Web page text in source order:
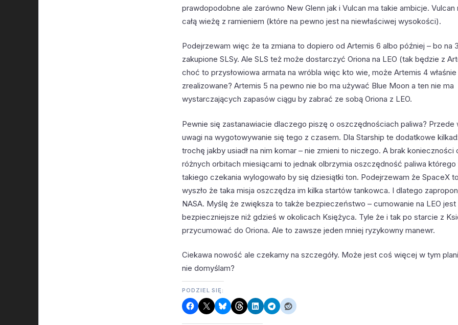
prawdopodobne ale zarówno New Glenn jak i Vulcan ma takie ambicje. Vulcan
całą wieżę z ramieniem (które na pewno jest na niewłaściwej wysokości).
Podejrzewam więc że ta zmiana to dopiero od Artemis 6 albo później – bo na
zakupione SLSy. Ale SLS też może dostarczyć Oriona na LEO (tak będzie z
choć to przysłowiowa armata na wróbla więc kto wie, może Artemis 4
zrealizowane? Artemis 5 na pewno nie bo ma używać Blue Moon a ten nie ma
wystarczających zapasów ciągu by zabrać ze sobą Oriona z LEO.
Pewnie się zastanawiacie dlaczego piszę o oszczędnościach paliwa? Przede
uwagi na wygotowywanie się tego z czasem. Dla Starship te dodatkowe
trochę jakby usiadł na nim komar – nie zmieni to niczego. A brak konieczności
różnych orbitach miesiącami to jednak olbrzymia oszczędność paliwa
takiego czekania wylogowało by się dziesiątki ton. Podejrzewam że SpaceX
wyszło że taka misja oszczędza im kilka startów tankowca. I dlatego
NASA. Myślę że zwiększa to także bezpieczeństwo – cumowanie na LEO jest
bezpieczniejsze niż gdzieś w okolicach Księżyca. Tyle że i tak po starcie z
przycumować do Oriona. Ale to zawsze jeden mniej ryzykowny manewr.
Ciekawa nowość ale czekamy na szczegóły. Może jest coś więcej w tym
nie domyślam?
PODZIEL SIĘ: